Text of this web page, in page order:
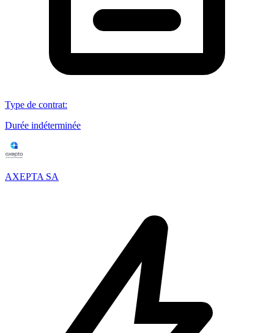
Type de contrat:
Durée indéterminée
AXEPTA SA